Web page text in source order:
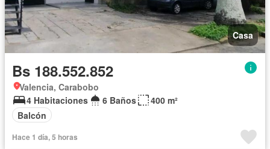
Casa
Bs 188.552.852
Valencia, Carabobo
4 Habitaciones
6 Baños
400 m²
Balcón
Hace 1 día, 5 horas